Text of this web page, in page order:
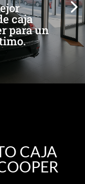
caja
para un
CAJA